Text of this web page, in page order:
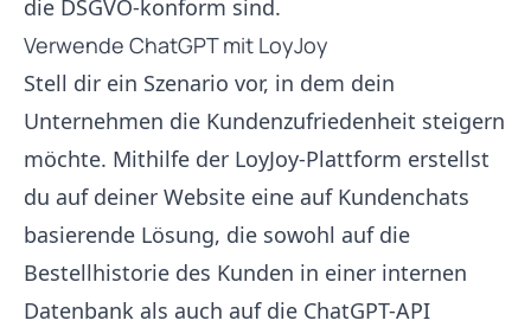
die DSGVO-konform sind.
Verwende ChatGPT mit LoyJoy
Stell dir ein Szenario vor, in dem dein
Unternehmen die Kundenzufriedenheit steigern
möchte. Mithilfe der LoyJoy-Plattform erstellst
du auf deiner Website eine auf Kundenchats
basierende Lösung, die sowohl auf die
Bestellhistorie des Kunden in einer internen
Datenbank als auch auf die ChatGPT-API